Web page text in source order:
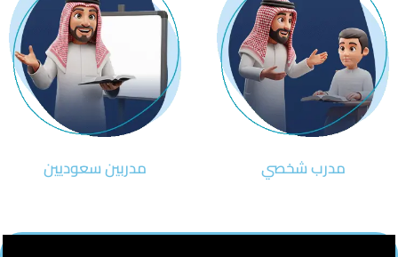
مدرب شخصي مدربين سعوديين